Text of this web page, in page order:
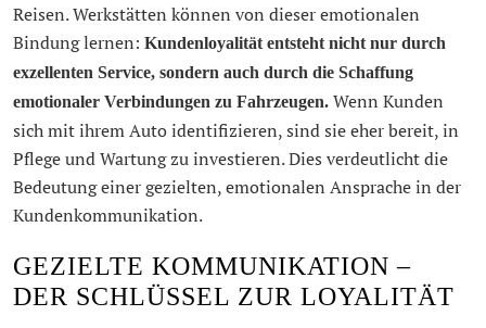
Reisen. Werkstätten können von dieser emotionalen
Bindung lernen: Kundenloyalität entsteht nicht nur durch
exzellenten Service, sondern auch durch die Schaffung
emotionaler Verbindungen zu Fahrzeugen. Wenn Kunden
sich mit ihrem Auto identifizieren, sind sie eher bereit, in
Pflege und Wartung zu investieren. Dies verdeutlicht die
Bedeutung einer gezielten, emotionalen Ansprache in der
Kundenkommunikation.
GEZIELTE KOMMUNIKATION –
DER SCHLÜSSEL ZUR LOYALITÄT